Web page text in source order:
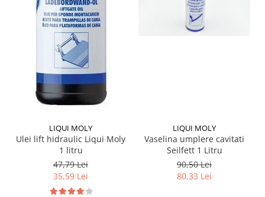
LIQUI MOLY
Ulei lift hidraulic Liqui Moly
1 litru
47,79 Lei
35,59 Lei
LIQUI MOLY
Vaselina umplere cavitati
Seilfett 1 Litru
90,50 Lei
80,33 Lei